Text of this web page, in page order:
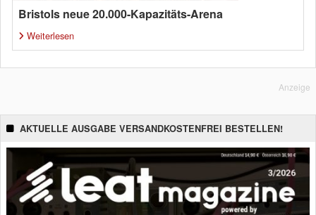
Bristols neue 20.000-Kapazitäts-Arena
Weiterlesen
Anzeige
AKTUELLE AUSGABE VERSANDKOSTENFREI BESTELLEN!